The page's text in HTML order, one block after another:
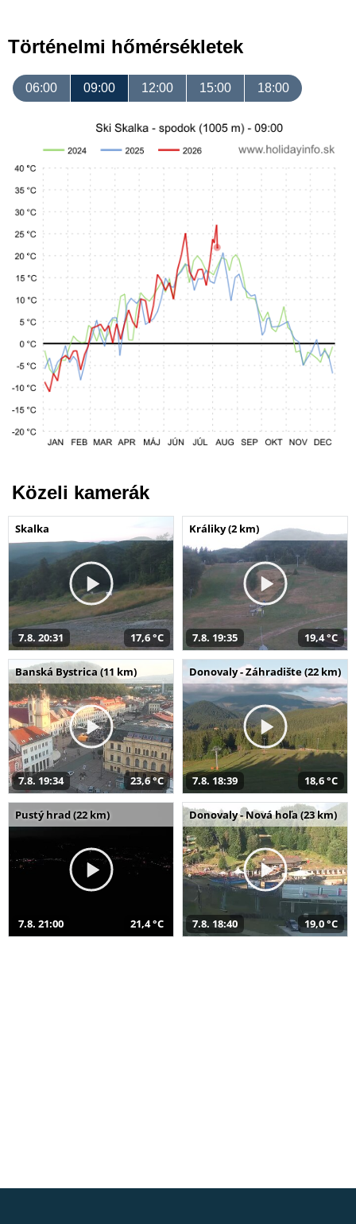
Történelmi hőmérsékletek
06:00 09:00 12:00 15:00 18:00
Közeli kamerák
Skalka
7.8. 20:31 17,6 °C
Králiky (2 km)
7.8. 19:35 19,4 °C
Banská Bystrica (11 km)
7.8. 19:34 23,6 °C
Donovaly - Záhradište (22 km)
7.8. 18:39 18,6 °C
Pustý hrad (22 km)
7.8. 21:00 21,4 °C
Donovaly - Nová hoľa (23 km)
7.8. 18:40 19,0 °C